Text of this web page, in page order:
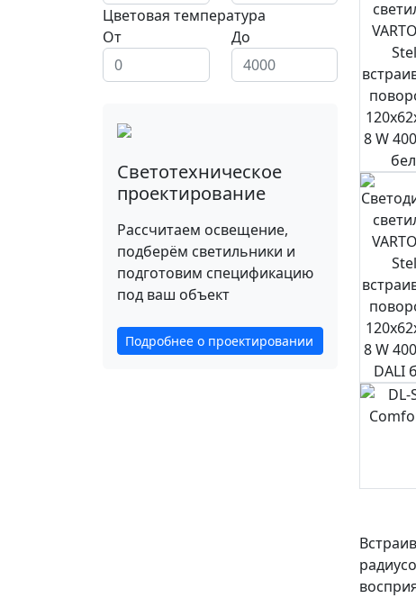
Цветовая температура
От
До
Светотехническое
проектирование
Рассчитаем освещение,
подберём светильники и
подготовим спецификацию
под ваш объект
Подробнее о проектировании